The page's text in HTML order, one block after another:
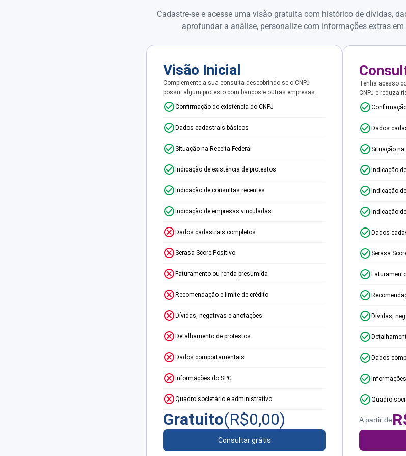
Cadastre-se e acesse uma visão gratuita com histórico de dívidas,
aprofundar a análise, personalize com informações extras
Visão Inicial
Complemente a sua consulta descobrindo se o CNPJ
possui algum protesto com bancos e outras empresas.
Confirmação de existência do CNPJ
Dados cadastrais básicos
Situação na Receita Federal
Indicação de existência de protestos
Indicação de consultas recentes
Indicação de empresas vinculadas
Dados cadastrais completos
Serasa Score Positivo
Faturamento ou renda presumida
Recomendação e limite de crédito
Dívidas, negativas e anotações
Detalhamento de protestos
Dados comportamentais
Informações do SPC
Quadro societário e administrativo
Gratuito(R$0,00)
Consultar grátis
Tenha acesso
CNPJ e reduza
Dados
Situação na
Indicação
Indicação
Indicação
Dados
Serasa
Dívidas,
Dados
Quadro
A partir de